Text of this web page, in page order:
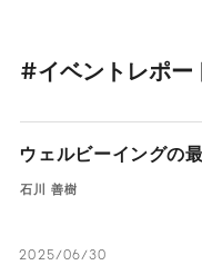
#イベントレポー
ウェルビーイングの
石川 善樹
2025/06/30